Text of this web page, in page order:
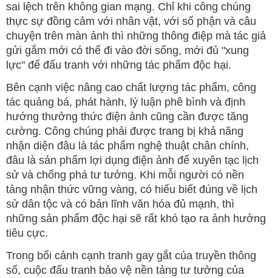
sai lệch trên không gian mạng. Chỉ khi công chúng
thực sự đồng cảm với nhân vật, với số phận và câu
chuyện trên màn ảnh thì những thông điệp mà tác giả
gửi gắm mới có thể đi vào đời sống, mới đủ "xung
lực" để đấu tranh với những tác phẩm độc hại.
Bên cạnh việc nâng cao chất lượng tác phẩm, công
tác quảng bá, phát hành, lý luận phê bình và định
hướng thưởng thức điện ảnh cũng cần được tăng
cường. Công chúng phải được trang bị khả năng
nhận diện đâu là tác phẩm nghệ thuật chân chính,
đâu là sản phẩm lợi dụng điện ảnh để xuyên tạc lịch
sử và chống phá tư tưởng. Khi mỗi người có nền
tảng nhận thức vững vàng, có hiểu biết đúng về lịch
sử dân tộc và có bản lĩnh văn hóa đủ mạnh, thì
những sản phẩm độc hại sẽ rất khó tạo ra ảnh hưởng
tiêu cực.
Trong bối cảnh cạnh tranh gay gắt của truyền thông
số, cuộc đấu tranh bảo vệ nền tảng tư tưởng của